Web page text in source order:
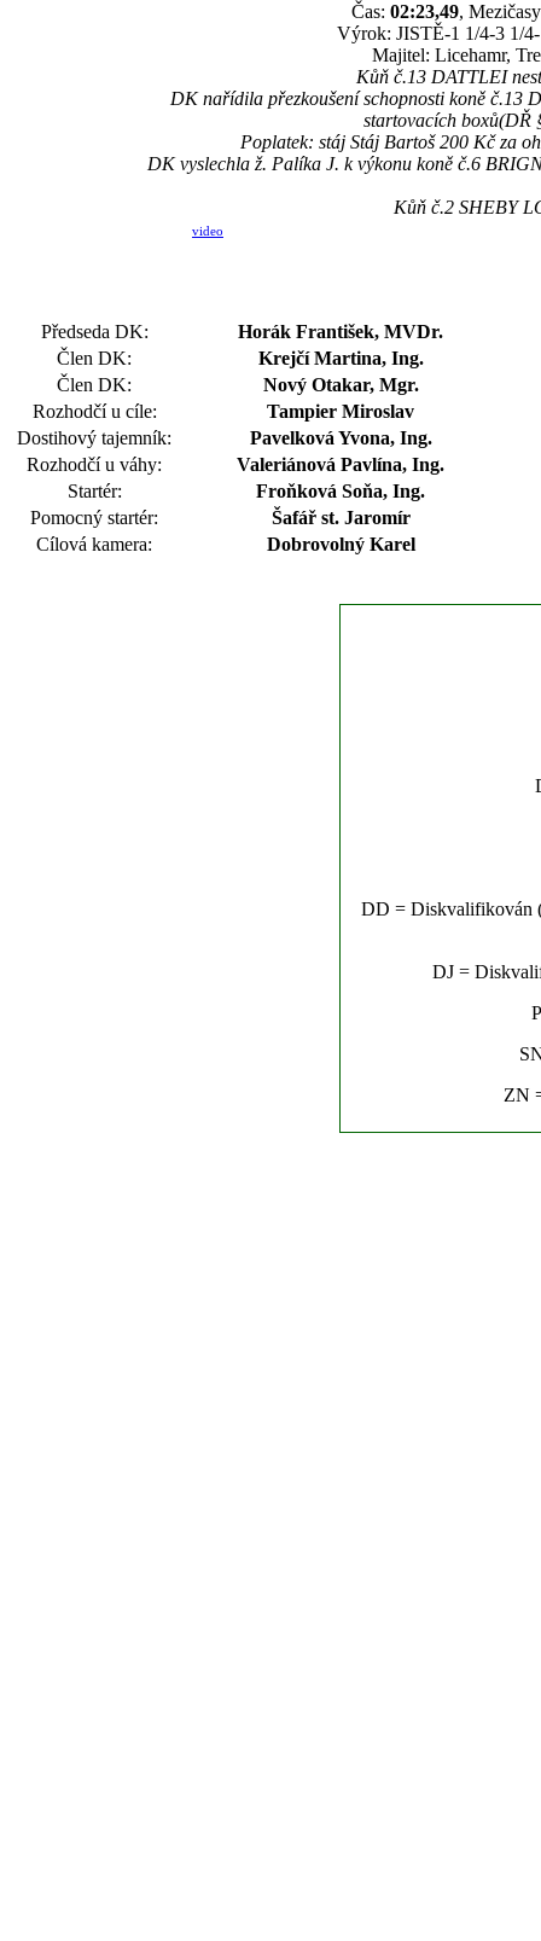
Čas: 02:23,49,
Výrok: JISTĚ-1 1/4-3 1/
Majitel: Licehamr,
Kůň č.13 DATTLEI
DK nařídila přezkoušení schopnosti koně č.13
startovacích boxů(DŘ
Poplatek: stáj Stáj Bartoš 200 Kč za
DK vyslechla ž. Palíka J. k výkonu koně č.6
Kůň č.2 SHEBY
video
Předseda DK:
Horák František, MVDr.
Člen DK:
Krejčí Martina, Ing.
Člen DK:
Nový Otakar, Mgr.
Rozhodčí u cíle:
Tampier Miroslav
Dostihový tajemník:
Pavelková Yvona, Ing.
Rozhodčí u váhy:
Valeriánová Pavlína, Ing.
Startér:
Froňková Soňa, Ing.
Pomocný startér:
Šafář st. Jaromír
Cílová kamera:
Dobrovolný Karel
DD = Diskvalifikován
DJ =
ZN